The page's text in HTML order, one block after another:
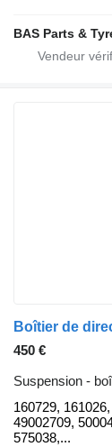
BAS Parts &
450 €
Suspension -
160729,
49002709,
575038,...